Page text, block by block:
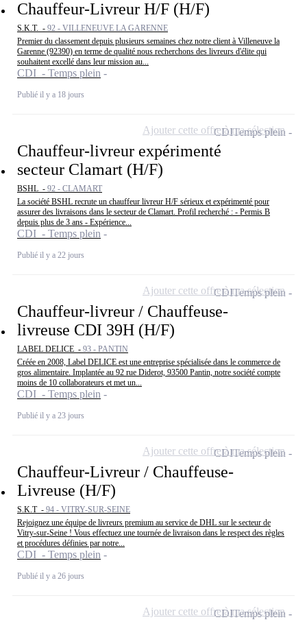
Chauffeur-Livreur H/F (H/F)
S.K.T. - 92 - VILLENEUVE LA GARENNE
Premier du classement depuis plusieurs semaines chez notre client à Villeneuve la
Garenne (92390) en terme de qualité nous recherchons des livreurs d'élite qui
souhaitent excellé dans leur mission au...
CDI - Temps plein
Publié il y a 18 jours
Chauffeur-livreur expérimenté
secteur Clamart (H/F)
BSHL - 92 - CLAMART
La société BSHL recrute un chauffeur livreur H/F sérieux et expérimenté pour
assurer des livraisons dans le secteur de Clamart. Profil recherché : - Permis B
depuis plus de 3 ans - Expérience...
CDI - Temps plein
Publié il y a 22 jours
CDITemps plein
Ajouter cette offre à ma sélection
Chauffeur-livreur / Chauffeuse-
livreuse CDI 39H (H/F)
LABEL DELICE - 93 - PANTIN
Créée en 2008, Label DELICE est une entreprise spécialisée dans le commerce de
gros alimentaire. Implantée au 92 rue Diderot, 93500 Pantin, notre société compte
moins de 10 collaborateurs et met un...
CDI - Temps plein
Publié il y a 23 jours
CDITemps plein
Ajouter cette offre à ma sélection
Chauffeur-Livreur / Chauffeuse-
Livreuse (H/F)
S.K.T - 94 - VITRY-SUR-SEINE
Rejoignez une équipe de livreurs premium au service de DHL sur le secteur de
Vitry-sur-Seine ! Vous effectuez une tournée de livraison dans le respect des règles
et procédures définies par notre...
CDI - Temps plein
Publié il y a 26 jours
CDITemps plein
Ajouter cette offre à ma sélection
CDITemps plein
Ajouter cette offre à ma sélection